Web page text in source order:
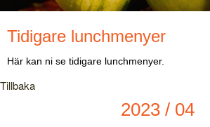
Tidigare lunchmenyer
Här kan ni se tidigare lunchmenyer.
Tillbaka
2023 / 04